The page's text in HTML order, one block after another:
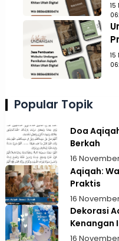
Popular Topik
Doa
Berkah
16 November
Aqiqah:
Praktis
16 November
Dekorasi
Kenangan
16 November